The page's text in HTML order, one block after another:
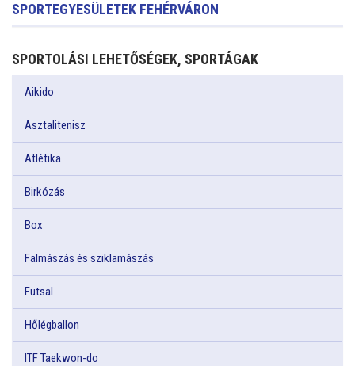
SPORTEGYESÜLETEK FEHÉRVÁRON
SPORTOLÁSI LEHETŐSÉGEK, SPORTÁGAK
Aikido
Asztalitenisz
Atlétika
Birkózás
Box
Falmászás és sziklamászás
Futsal
Hőlégballon
ITF Taekwon-do